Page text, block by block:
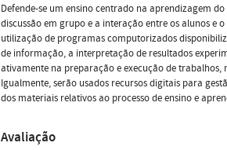
Defende-se um ensino centrado na aprendizagem
discussão em grupo e a interação entre os alunos e
utilização de programas computorizados
de informação, a interpretação de resultados
ativamente na preparação e execução de
Igualmente, serão usados recursos digitais para
dos materiais relativos ao processo de ensino e
Avaliação